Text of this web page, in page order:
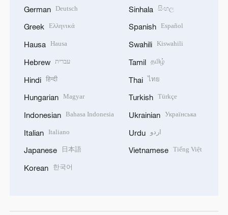
German Deutsch
Greek Ελληνικά
Hausa Hausa
Hebrew עברית
Hindi हिन्दी
Hungarian Magyar
Indonesian Bahasa Indonesia
Italian Italiano
Japanese 日本語
Korean 한국어
Sinhala සිංහල
Spanish Español
Swahili Kiswahili
Tamil தமிழ்
Thai ไทย
Turkish Türkçe
Ukrainian Українська
Urdu اردو
Vietnamese Tiếng Việt